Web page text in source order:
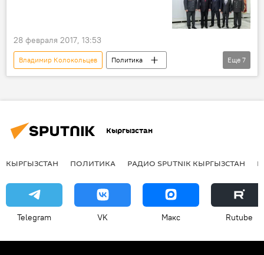
28 февраля 2017, 13:53
Владимир Колокольцев
Политика
Новости
В мире
Кыргызстан
Еще 7
Кыргызстан
КЫРГЫЗСТАН ПОЛИТИКА РАДИО SPUTNIK КЫРГЫЗСТАН
Telegram VK Макс Rutube